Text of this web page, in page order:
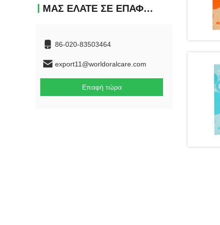
ΜΑΣ ΕΛΆΤΕ ΣΕ ΕΠΑΦΉ ΜΕ
86-020-83503464
export11@worldoralcare.com
Επαφή τώρα